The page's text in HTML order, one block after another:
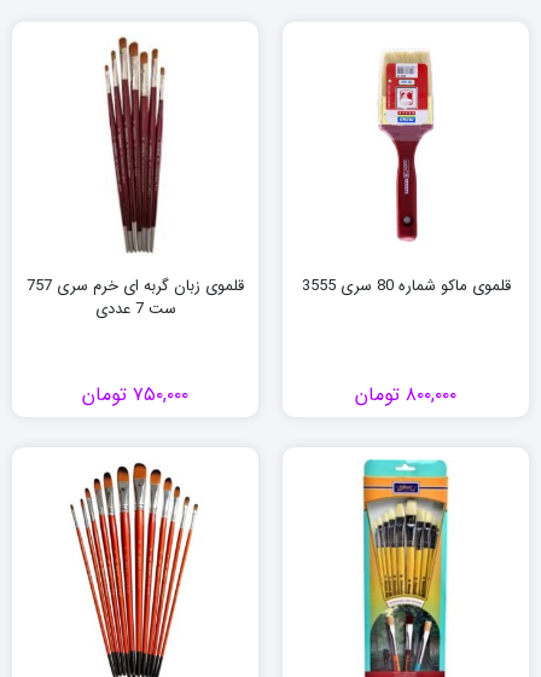
قلموی ماکو شماره 80 سری 3555
۸۰۰,۰۰۰ تومان
قلموی زبان گربه ای خرم سری 757
ست 7 عددی
۷۵۰,۰۰۰ تومان